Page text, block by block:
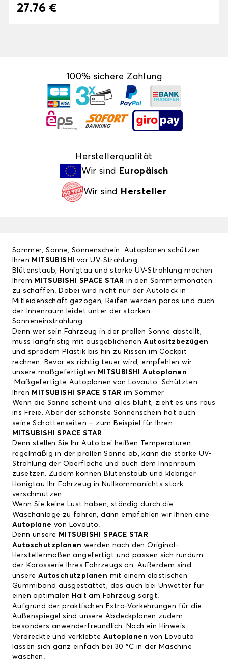
27.76 €
100% sichere Zahlung
Herstellerqualität
Wir sind
Europäisch
Wir sind Hersteller
Sommer, Sonne, Sonnenschein: Autoplanen schützen
Ihren MITSUBISHI vor UV-Strahlung
Blütenstaub, Honigtau und starke UV-Strahlung machen
Ihrem MITSUBISHI SPACE STAR in den Sommermonaten
zu schaffen. Dabei wird nicht nur der Autolack in
Mitleidenschaft gezogen, Reifen werden porös und auch
der Innenraum leidet unter der starken
Sonneneinstrahlung.
Denn wer sein Fahrzeug in der prallen Sonne abstellt,
muss langfristig mit ausgeblichenen Autositzbezügen
und sprödem Plastik bis hin zu Rissen im Cockpit
rechnen. Bevor es richtig teuer wird, empfehlen wir
unsere maßgefertigten MITSUBISHI Autoplanen.
Maßgefertigte Autoplanen von Lovauto: Schützten
Ihren MITSUBISHI SPACE STARim Sommer
Wenn die Sonne scheint und alles blüht, zieht es uns raus
ins Freie. Aber der schönste Sonnenschein hat auch
seine Schattenseiten – zum Beispiel für Ihren
MITSUBISHI SPACE STAR.
Denn stellen Sie Ihr Auto bei heißen Temperaturen
regelmäßig in der prallen Sonne ab, kann die starke UV-
Strahlung der Oberfläche und auch dem Innenraum
zusetzen. Zudem können Blütenstaub und klebriger
Honigtau Ihr Fahrzeug in Nullkommanichts stark
verschmutzen.
Wenn Sie keine Lust haben, ständig durch die
Waschanlage zu fahren, dann empfehlen wir Ihnen eine
Autoplane von Lovauto.
Denn unsere MITSUBISHI SPACE STAR
Autoschutzplanen werden nach den Original-
Herstellermaßen angefertigt und passen sich rundum
der Karosserie Ihres Fahrzeugs an. Außerdem sind
unsere Autoschutzplanen mit einem elastischen
Gummiband ausgestattet, das auch bei Unwetter für
einen optimalen Halt am Fahrzeug sorgt.
Aufgrund der praktischen Extra-Vorkehrungen für die
Außenspiegel sind unsere Abdeckplanen zudem
besonders anwenderfreundlich. Noch ein Hinweis:
Verdreckte und verklebte Autoplanen von Lovauto
lassen sich ganz einfach bei 30 °C in der Maschine
waschen.